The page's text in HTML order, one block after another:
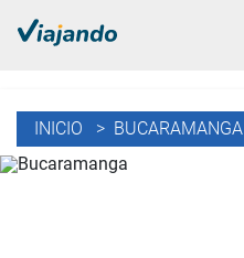
INICIO > BUCARAMANGA